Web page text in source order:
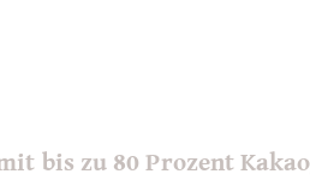
bis zu 80 Prozent